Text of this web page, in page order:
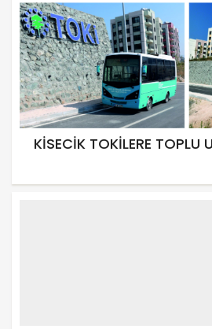
KİSECİK TOKİLERE TOPLU